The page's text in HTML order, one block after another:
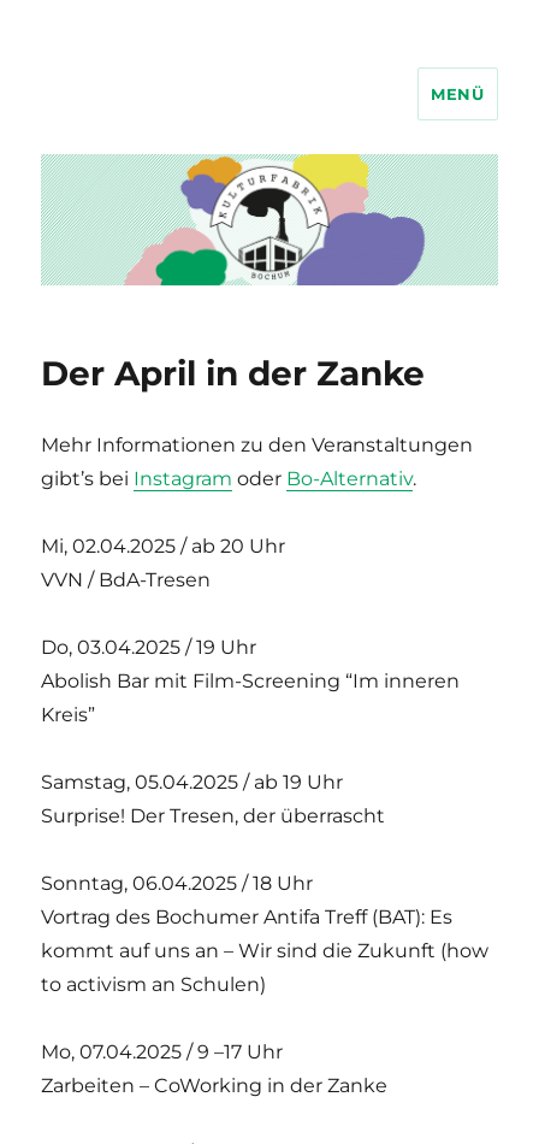
MENÜ
Der April in der Zanke
Mehr Informationen zu den Veranstaltungen
gibt’s bei Instagram oder Bo-Alternativ.
Mi, 02.04.2025 / ab 20 Uhr
VVN / BdA-Tresen
Do, 03.04.2025 / 19 Uhr
Abolish Bar mit Film-Screening “Im inneren
Kreis”
Samstag, 05.04.2025 / ab 19 Uhr
Surprise! Der Tresen, der überrascht
Sonntag, 06.04.2025 / 18 Uhr
Vortrag des Bochumer Antifa Treff (BAT): Es
kommt auf uns an – Wir sind die Zukunft (how
to activism an Schulen)
Mo, 07.04.2025 / 9 –17 Uhr
Zarbeiten – CoWorking in der Zanke